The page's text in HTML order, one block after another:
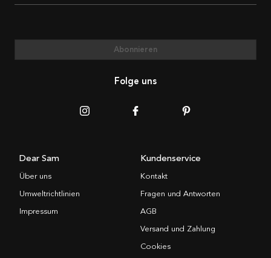
Abonnieren
Folge uns
Dear Sam
Über uns
Umweltrichtlinien
Impressum
Kundenservice
Kontakt
Fragen und Antworten
AGB
Versand und Zahlung
Cookies